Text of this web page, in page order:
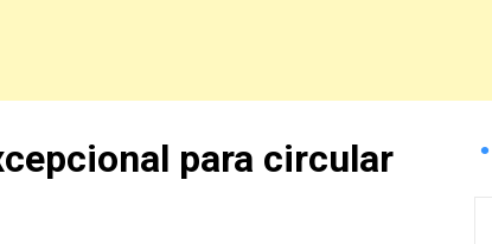
para circular